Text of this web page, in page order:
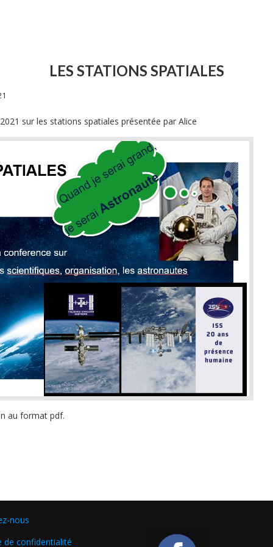
LES STATIONS SPATIALES
sur les stations spatiales présentée par Alice
au format pdf.
nous
de confidentialité